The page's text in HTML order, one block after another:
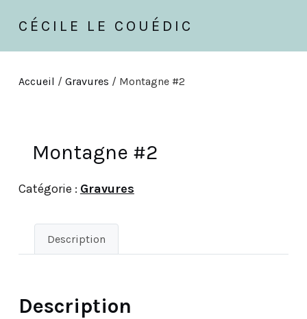
CÉCILE LE COUÉDIC
Accueil / Gravures / Montagne #2
Montagne #2
Catégorie : Gravures
Description
Description